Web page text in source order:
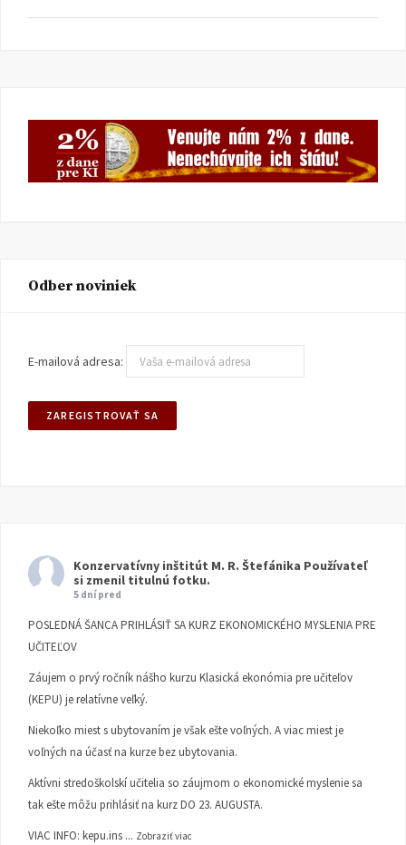
Odber noviniek
E-mailová adresa:
Konzervatívny inštitút M. R. Štefánika Používateľ
si zmenil titulnú fotku.
5 dní pred
POSLEDNÁ ŠANCA PRIHLÁSIŤ SA KURZ EKONOMICKÉHO MYSLENIA PRE
UČITEĽOV
Záujem o prvý ročník nášho kurzu Klasická ekonómia pre učiteľov
(KEPU) je relatívne veľký.
Niekoľko miest s ubytovaním je však ešte voľných. A viac miest je
voľných na účasť na kurze bez ubytovania.
Aktívni stredoškolskí učitelia so záujmom o ekonomické myslenie sa
tak ešte môžu prihlásiť na kurz DO 23. AUGUSTA.
VIAC INFO: kepu.ins ... Zobraziť viac